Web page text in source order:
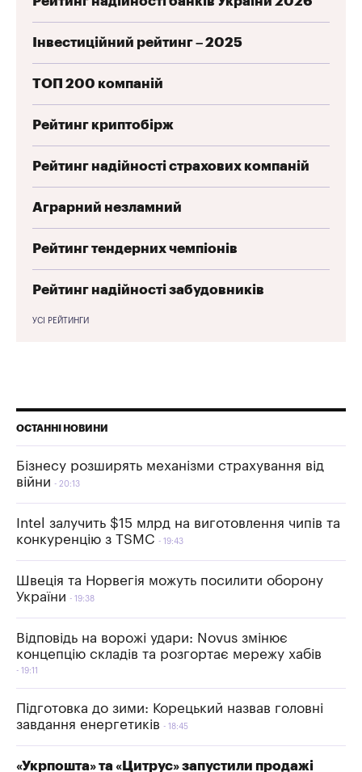
Інвестиційний рейтинг – 2025
ТОП 200 компаній
Рейтинг криптобірж
Рейтинг надійності страхових компаній
Аграрний незламний
Рейтинг тендерних чемпіонів
Рейтинг надійності забудовників
УСІ РЕЙТИНГИ
ОСТАННІ НОВИНИ
Бізнесу розширять механізми страхування від
війни
20:13
Intel залучить $15 млрд на виготовлення чипів та
конкуренцію з TSMC
19:43
Швеція та Норвегія можуть посилити оборону
України
19:38
Відповідь на ворожі удари: Novus змінює
концепцію складів та розгортає мережу хабів
19:11
Підготовка до зими: Корецький назвав головні
завдання енергетиків
18:45
«Укрпошта» та «Цитрус» запустили продажі